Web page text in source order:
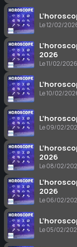
Le 12/02/
2026
Le 11/02/
Le 10/02/
Le 09/02/
2026
Le 08/02/
2026
Le 06/02/
Le 05/02/